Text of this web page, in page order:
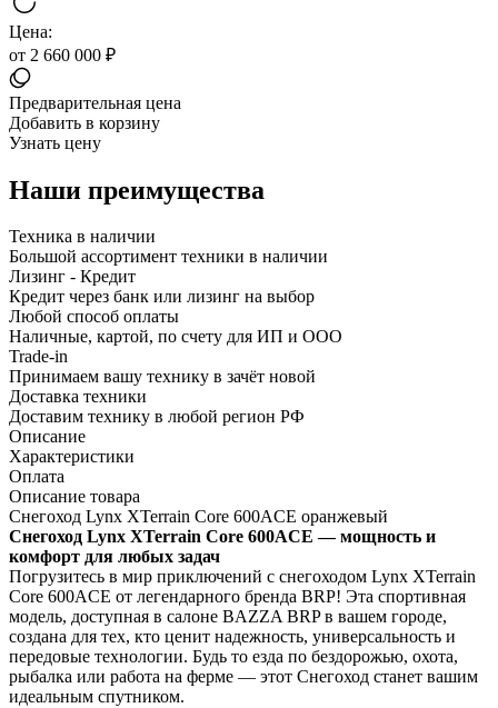
Цена:
от 2 660 000 ₽
Предварительная цена
Добавить в корзину
Узнать цену
Наши преимущества
Техника в наличии
Большой ассортимент техники в наличии
Лизинг - Кредит
Кредит через банк или лизинг на выбор
Любой способ оплаты
Наличные, картой, по счету для ИП и ООО
Trade-in
Принимаем вашу технику в зачёт новой
Доставка техники
Доставим технику в любой регион РФ
Описание
Характеристики
Оплата
Описание товара
Снегоход Lynx XTerrain Core 600ACE оранжевый
Снегоход Lynx XTerrain Core 600ACE — мощность и
комфорт для любых задач
Погрузитесь в мир приключений с снегоходом Lynx XTerrain
Core 600ACE от легендарного бренда BRP! Эта спортивная
модель, доступная в салоне BAZZA BRP в вашем городе,
создана для тех, кто ценит надежность, универсальность и
передовые технологии. Будь то езда по бездорожью, охота,
рыбалка или работа на ферме — этот Снегоход станет вашим
идеальным спутником.